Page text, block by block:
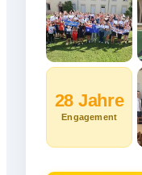
28 Jahre
Engagement